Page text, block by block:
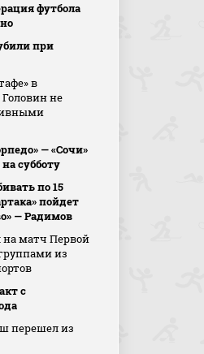
футбола
при
в
не
— «Сочи»
субботу
по 15
пойдет
— Радимов
на матч Первой
из
с
перешел из